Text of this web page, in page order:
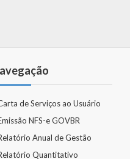
de Serviços ao Usuário
NFS-e GOVBR
Anual de Gestão
Quantitativo